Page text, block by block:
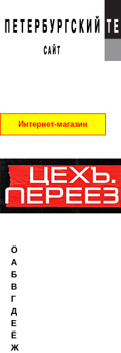
Интернет-магазин
Ö
А
Б
В
Г
Д
Е
Ё
Ж